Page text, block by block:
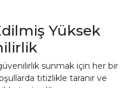
Yüksek
sunmak için her bir
titizlikle taranır ve